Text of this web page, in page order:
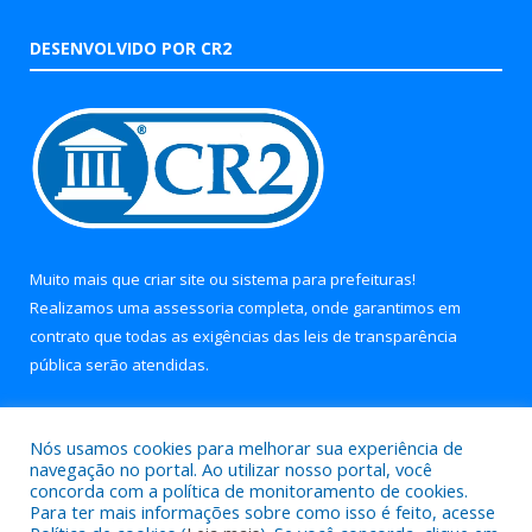
DESENVOLVIDO POR CR2
Muito mais que criar site ou sistema para prefeituras!
Realizamos uma assessoria completa, onde garantimos em
contrato que todas as exigências das leis de transparência
pública serão atendidas.
Nós usamos cookies para melhorar sua experiência de
navegação no portal. Ao utilizar nosso portal, você
concorda com a política de monitoramento de cookies.
Para ter mais informações sobre como isso é feito, acesse